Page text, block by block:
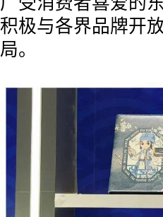
积极与各界品牌开
局。